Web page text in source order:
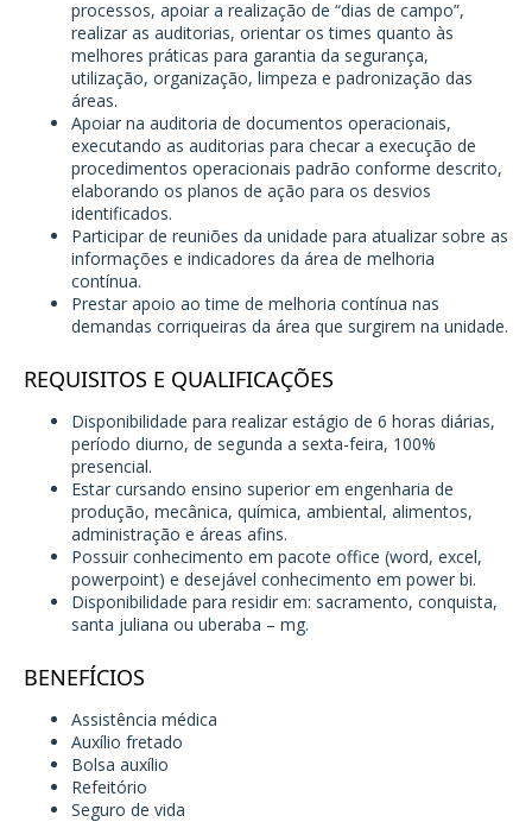
processos, apoiar a realização de “dias de campo”,
realizar as auditorias, orientar os times quanto às
melhores práticas para garantia da segurança,
utilização, organização, limpeza e padronização das
áreas.
Apoiar na auditoria de documentos operacionais,
executando as auditorias para checar a execução de
procedimentos operacionais padrão conforme descrito,
elaborando os planos de ação para os desvios
identificados.
Participar de reuniões da unidade para atualizar sobre as
informações e indicadores da área de melhoria
contínua.
Prestar apoio ao time de melhoria contínua nas
demandas corriqueiras da área que surgirem na unidade.
REQUISITOS E QUALIFICAÇÕES
Disponibilidade para realizar estágio de 6 horas diárias,
período diurno, de segunda a sexta-feira, 100%
presencial.
Estar cursando ensino superior em engenharia de
produção, mecânica, química, ambiental, alimentos,
administração e áreas afins.
Possuir conhecimento em pacote office (word, excel,
powerpoint) e desejável conhecimento em power bi.
Disponibilidade para residir em: sacramento, conquista,
santa juliana ou uberaba – mg.
BENEFÍCIOS
Assistência médica
Auxílio fretado
Bolsa auxílio
Refeitório
Seguro de vida